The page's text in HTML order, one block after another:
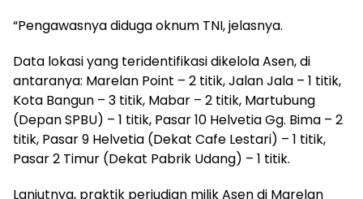
“Pengawasnya diduga oknum TNI, jelasnya.
Data lokasi yang teridentifikasi dikelola Asen, di
antaranya: Marelan Point – 2 titik, Jalan Jala – 1 titik,
Kota Bangun – 3 titik, Mabar – 2 titik, Martubung
(Depan SPBU) – 1 titik, Pasar 10 Helvetia Gg. Bima – 2
titik, Pasar 9 Helvetia (Dekat Cafe Lestari) – 1 titik,
Pasar 2 Timur (Dekat Pabrik Udang) – 1 titik.
Lanjutnya, praktik perjudian milik Asen di Marelan